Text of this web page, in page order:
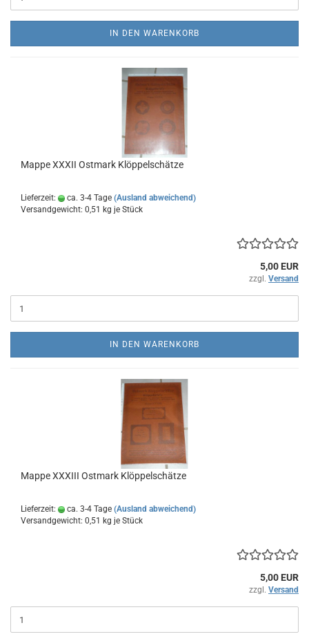
IN DEN WARENKORB
Mappe XXXII Ostmark Klöppelschätze
Lieferzeit: ca. 3-4 Tage (Ausland abweichend)
Versandgewicht: 0,51 kg je Stück
5,00 EUR
zzgl. Versand
IN DEN WARENKORB
Mappe XXXIII Ostmark Klöppelschätze
Lieferzeit: ca. 3-4 Tage (Ausland abweichend)
Versandgewicht: 0,51 kg je Stück
5,00 EUR
zzgl. Versand